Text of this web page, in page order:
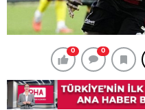
0 0